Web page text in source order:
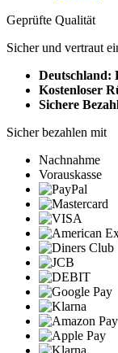
Geprüfte Qualität
Sicher und vertraut
Deutschland:
Kostenloser
Sichere
Sicher bezahlen mit
Nachnahme
Vorauskasse